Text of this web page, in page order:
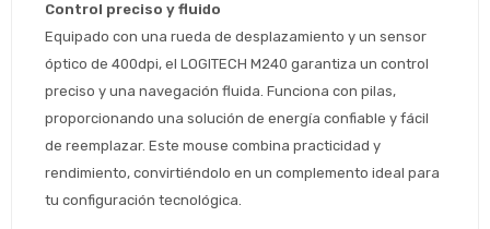
Control preciso y fluido
Equipado con una rueda de desplazamiento y un sensor
óptico de 400dpi, el LOGITECH M240 garantiza un control
preciso y una navegación fluida. Funciona con pilas,
proporcionando una solución de energía confiable y fácil
de reemplazar. Este mouse combina practicidad y
rendimiento, convirtiéndolo en un complemento ideal para
tu configuración tecnológica.
Comprá ahora y Pagá
Después, hasta en 12
cuotas y sin tocar tu
tarjeta de crédito
* sujeto aprobación crediticia
Cédula de identidad
Celular
Fecha de nacimiento
Estás calificado para comprar usando Pago
¡Tenés hasta
para comprar en las cuotas
que prefieras!
Elegí tus productos preferidos
Ups!
Parece que no tenes oferta, lamentamos
el inconveniente, por cualquier duda
contactanos en
¡Algo salió mal!